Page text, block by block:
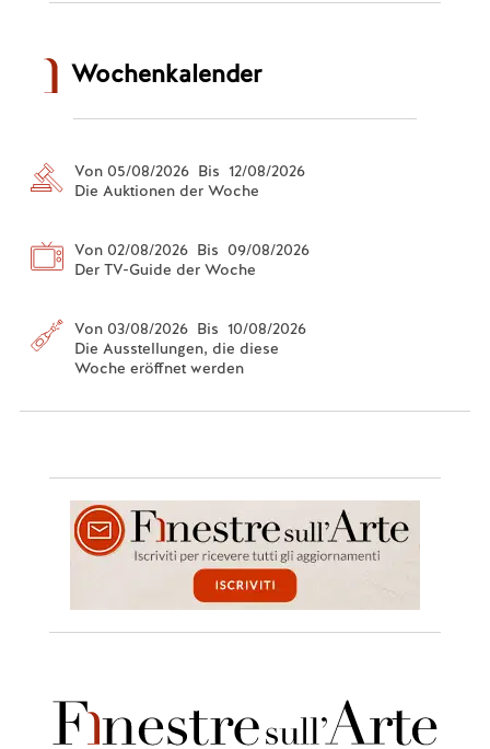
Wochenkalender
Von 05/08/2026 Bis 12/08/2026
Die Auktionen der Woche
Von 02/08/2026 Bis 09/08/2026
Der TV-Guide der Woche
Von 03/08/2026 Bis 10/08/2026
Die Ausstellungen, die diese
Woche eröffnet werden